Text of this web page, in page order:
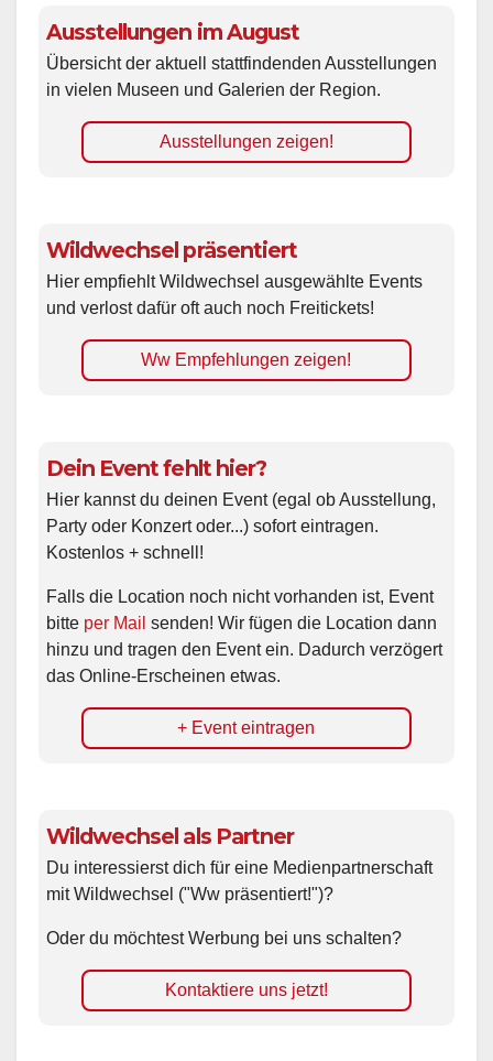
Ausstellungen im August
Übersicht der aktuell stattfindenden Ausstellungen
in vielen Museen und Galerien der Region.
Ausstellungen zeigen!
Wildwechsel präsentiert
Hier empfiehlt Wildwechsel ausgewählte Events
und verlost dafür oft auch noch Freitickets!
Ww Empfehlungen zeigen!
Dein Event fehlt hier?
Hier kannst du deinen Event (egal ob Ausstellung,
Party oder Konzert oder...) sofort eintragen.
Kostenlos + schnell!
Falls die Location noch nicht vorhanden ist, Event
bitte per Mail senden! Wir fügen die Location dann
hinzu und tragen den Event ein. Dadurch verzögert
das Online-Erscheinen etwas.
+ Event eintragen
Wildwechsel als Partner
Du interessierst dich für eine Medienpartnerschaft
mit Wildwechsel ("Ww präsentiert!")?
Oder du möchtest Werbung bei uns schalten?
Kontaktiere uns jetzt!